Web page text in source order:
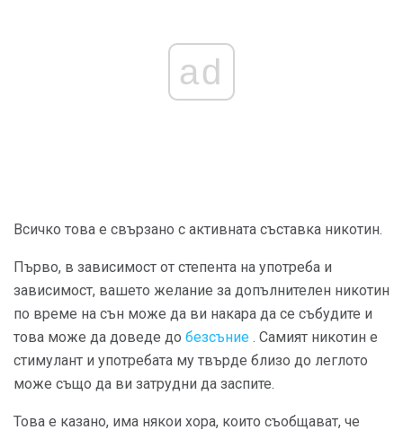
ad
Всичко това е свързано с активната съставка никотин.
Първо, в зависимост от степента на употреба и
зависимост, вашето желание за допълнителен никотин
по време на сън може да ви накара да се събудите и
това може да доведе до безсъние . Самият никотин е
стимулант и употребата му твърде близо до леглото
може също да ви затрудни да заспите.
Това е казано, има някои хора, които съобщават, че